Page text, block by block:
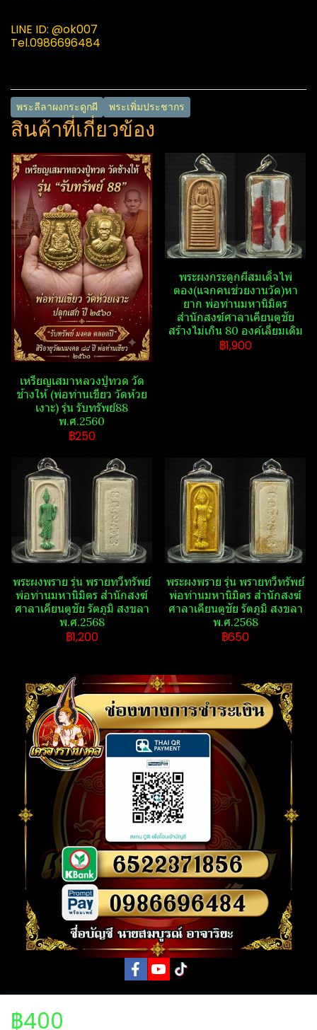
LINE​ ID: @ok007
Tel.0986696484​
พระลีลาผงกระดูกผี พระเพิ่มประชากร
สินค้าที่เกี่ยวข้อง
เหรียญเสมาหลวงปู่ทวด วัด​
ช้าง​ให้​ (พ่อท่านเขียว วัด​ห้วย​
เงาะ​) รุ่น รับ​ทรัพย์​88​
พ.ศ.2560
฿250
พระผงกระดูก​ผี​สมเด็จไพ่
ตอง(แจกคนช่วยงานวัด)หา
ยาก พ่อท่านมหานิ​มิตร​
สำนักสงฆ์​ศาลา​เคียน​ตู​ชัย​
สร้างไม่เกิน 80 องค์เลี่ยมเดิม
฿1,900
พระ​ผงพราย​ รุ่น พรายทวีทรัพย์​
พ่อท่านมหานิ​มิตร​ สำนักสงฆ์​
ศาลา​เคียน​ตู​ชัย​ รัตภูมิ​ สงขลา​
พ.ศ.2568
฿1,200
พระ​ผงพราย​ รุ่น พรายทวีทรัพย์​
พ่อท่านมหานิ​มิตร​ สำนักสงฆ์​
ศาลา​เคียน​ตู​ชัย​ รัตภูมิ​ สงขลา​
พ.ศ.2568
฿650
฿400
ในกรณีลูกค้าจะปล่อยวัตถุมงคลคืน ทางร้านจะรับเช่าบางรุ่นที่